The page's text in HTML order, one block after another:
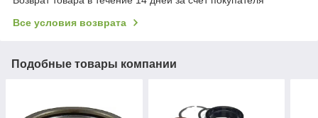
Все условия возврата
Подобные товары компании